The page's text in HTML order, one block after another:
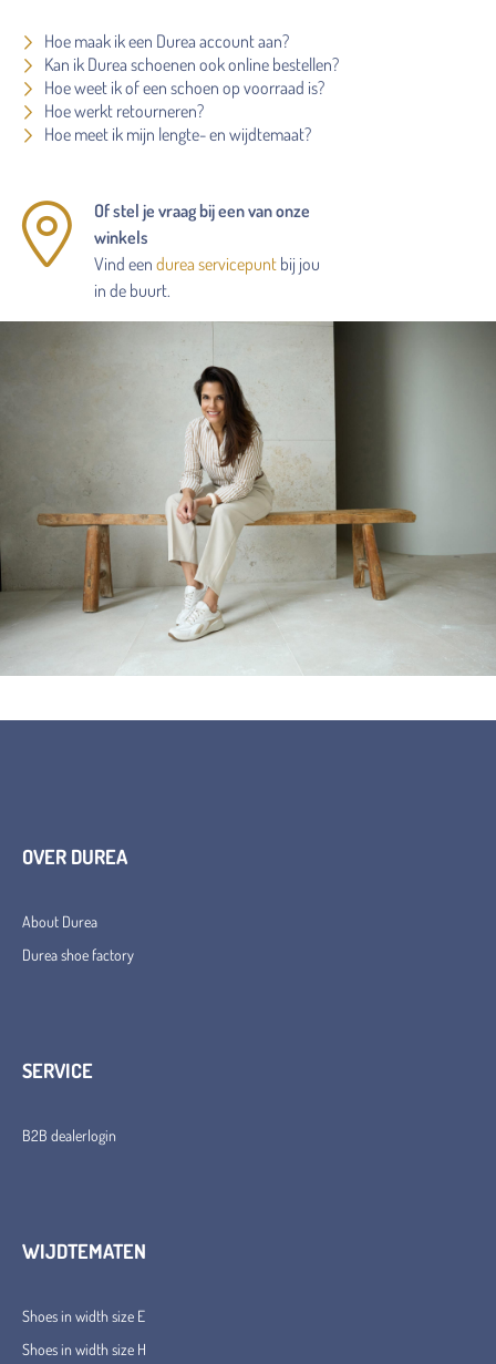
Hoe maak ik een Durea account aan?
Kan ik Durea schoenen ook online bestellen?
Hoe weet ik of een schoen op voorraad is?
Hoe werkt retourneren?
Hoe meet ik mijn lengte- en wijdtemaat?
Of stel je vraag bij een van onze
winkels
Vind een durea servicepunt bij jou
in de buurt.
OVER DUREA
About Durea
Durea shoe factory
SERVICE
B2B dealerlogin
WIJDTEMATEN
Shoes in width size E
Shoes in width size H